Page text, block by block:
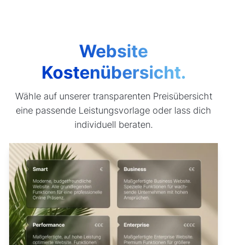
Website
Kostenübersicht.
Wähle auf unserer transparenten Preisübersicht
eine passende Leistungsvorlage oder lass dich
individuell beraten.